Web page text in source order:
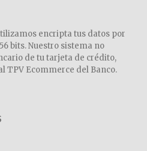
encripta tus datos por
bits. Nuestro sistema no
de tu tarjeta de crédito,
TPV Ecommerce del Banco.